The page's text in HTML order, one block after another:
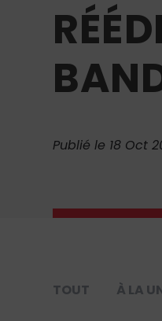
Publié le 18 Oct
TOUT À LA